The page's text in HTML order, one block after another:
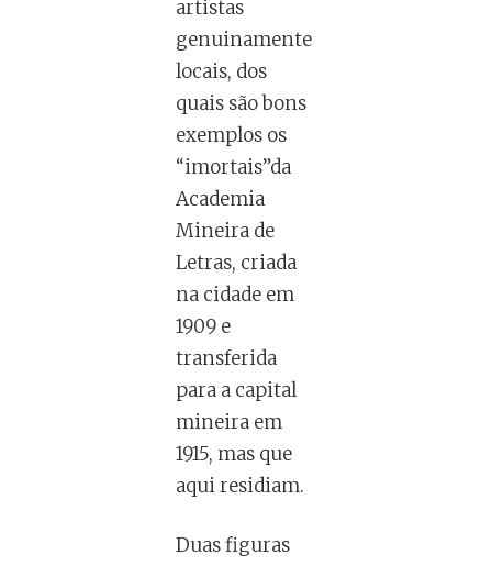
artistas
genuinamente
locais, dos
quais são bons
exemplos os
“imortais”da
Academia
Mineira de
Letras, criada
na cidade em
1909 e
transferida
para a capital
mineira em
1915, mas que
aqui residiam.
Duas figuras